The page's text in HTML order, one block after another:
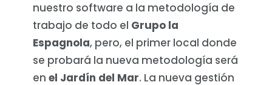
nuestro software a la metodología de
trabajo de todo el Grupo la
Espagnola, pero, el primer local donde
se probará la nueva metodología será
en el Jardín del Mar. La nueva gestión